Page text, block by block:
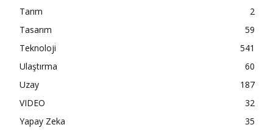
Tarım
2
Tasarım
59
Teknoloji
541
Ulaştırma
60
Uzay
187
VIDEO
32
Yapay Zeka
35